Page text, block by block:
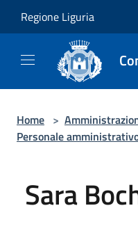
Regione Liguria
Home >
Personale
Sara